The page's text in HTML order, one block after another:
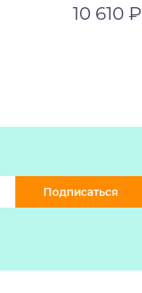
10 610 ₽
Подписаться